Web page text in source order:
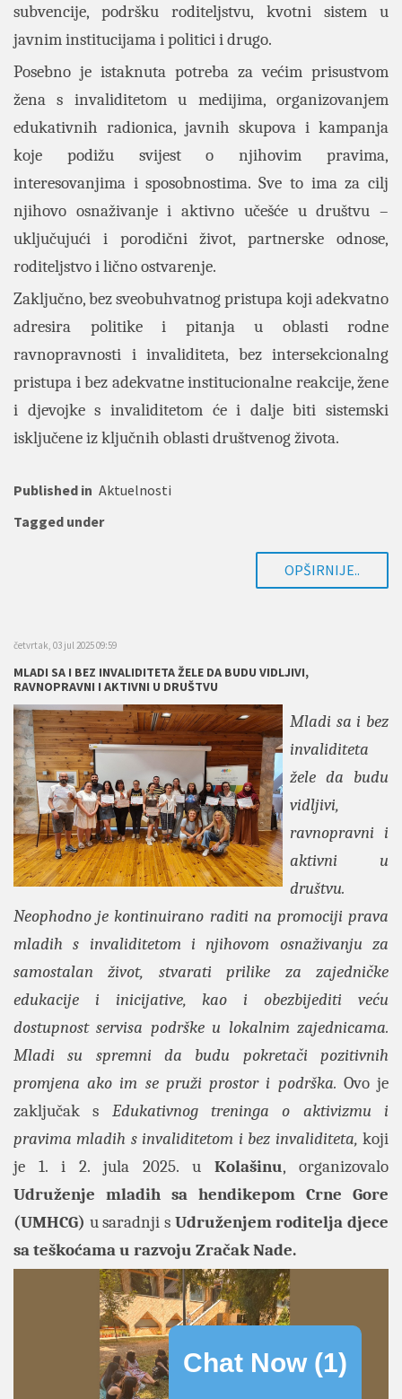
subvencije, podršku roditeljstvu, kvotni sistem u
javnim institucijama i politici i drugo.
Posebno je istaknuta potreba za većim prisustvom
žena s invaliditetom u medijima, organizovanjem
edukativnih radionica, javnih skupova i kampanja
koje podižu svijest o njihovim pravima,
interesovanjima i sposobnostima. Sve to ima za cilj
njihovo osnaživanje i aktivno učešće u društvu –
uključujući i porodični život, partnerske odnose,
roditeljstvo i lično ostvarenje.
Zaključno, bez sveobuhvatnog pristupa koji adekvatno
adresira politike i pitanja u oblasti rodne
ravnopravnosti i invaliditeta, bez intersekcionalng
pristupa i bez adekvatne institucionalne reakcije, žene
i djevojke s invaliditetom će i dalje biti sistemski
isključene iz ključnih oblasti društvenog života.
Published in Aktuelnosti
Tagged under
OPŠIRNIJE..
četvrtak, 03 jul 2025 09:59
MLADI SA I BEZ INVALIDITETA ŽELE DA BUDU VIDLJIVI,
RAVNOPRAVNI I AKTIVNI U DRUŠTVU
Mladi sa i bez
invaliditeta
žele da budu
vidljivi,
ravnopravni i
aktivni u
društvu.
Neophodno je kontinuirano raditi na promociji prava
mladih s invaliditetom i njihovom osnaživanju za
samostalan život, stvarati prilike za zajedničke
edukacije i inicijative, kao i obezbijediti veću
dostupnost servisa podrške u lokalnim zajednicama.
Mladi su spremni da budu pokretači pozitivnih
promjena ako im se pruži prostor i podrška. Ovo je
zaključak s Edukativnog treninga o aktivizmu i
pravima mladih s invaliditetom i bez invaliditeta, koji
je 1. i 2. jula 2025. u Kolašinu, organizovalo
Udruženje mladih sa hendikepom Crne Gore
(UMHCG) u saradnji s Udruženjem roditelja djece
sa teškoćama u razvoju Zračak Nade.
Chat Now (1)